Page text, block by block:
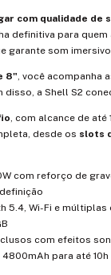
com qualidade de
definitiva para
garante som
8", você acompanha
disso, a Shell S2
, com alcance de
desde os slots
com reforço de
Wi-Fi e múltiplas
com efeitos
para até 10h